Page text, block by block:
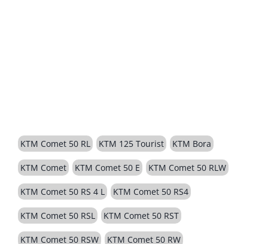
KTM Comet 50 RL KTM 125 Tourist KTM Bora
KTM Comet KTM Comet 50 E KTM Comet 50 RLW
KTM Comet 50 RS 4 L KTM Comet 50 RS4
KTM Comet 50 RSL KTM Comet 50 RST
KTM Comet 50 RSW KTM Comet 50 RW